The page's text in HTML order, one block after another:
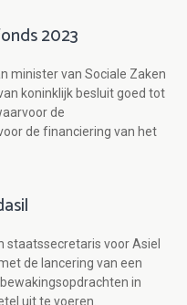
2023
minister van Sociale Zaken
koninklijk besluit goed tot
de
de financiering van het
staatssecretaris voor Asiel
de lancering van een
in
uit te voeren.